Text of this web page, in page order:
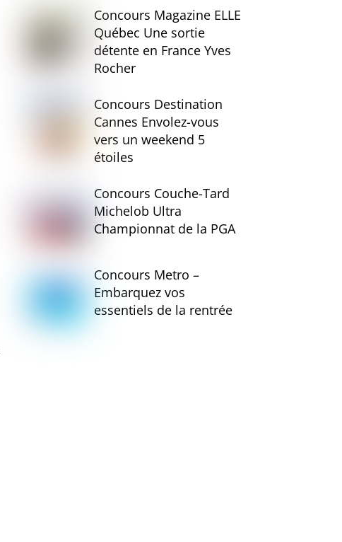
Concours Magazine ELLE
Québec Une sortie
détente en France Yves
Rocher
Concours Destination
Cannes Envolez-vous
vers un weekend 5
étoiles
Concours Couche-Tard
Michelob Ultra
Championnat de la PGA
Concours Metro –
Embarquez vos
essentiels de la rentrée